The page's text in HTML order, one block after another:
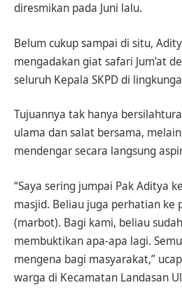
diresmikan pada Juni lalu.
Belum cukup sampai di situ,
mengadakan giat safari Jum’at
seluruh Kepala SKPD di
Tujuannya tak hanya
ulama dan salat bersama,
mendengar secara langsung
“Saya sering jumpai Pak Aditya
masjid. Beliau juga perhatian ke
(marbot). Bagi kami, beliau
membuktikan apa-apa lagi.
mengena bagi masyarakat,”
warga di Kecamatan Landasan